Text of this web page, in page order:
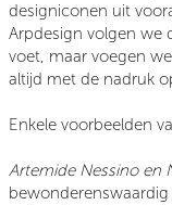
designiconen uit
Arpdesign volgen we
voet, maar voegen
altijd met de nadruk
Enkele voorbeelden
Artemide Nessino en